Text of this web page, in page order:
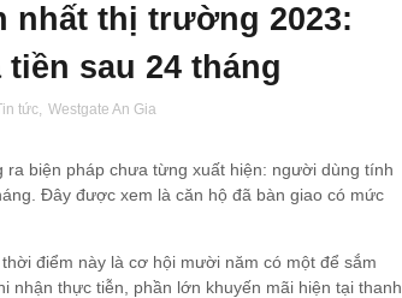
nhất thị trường 2023:
sau 24 tháng
tức, Westgate An Gia
biện pháp chưa từng xuất hiện: người dùng tính
Đây được xem là căn hộ đã bàn giao có mức
điểm này là cơ hội mười năm có một để sắm
nhận thực tiễn, phần lớn khuyến mãi hiện tại thanh